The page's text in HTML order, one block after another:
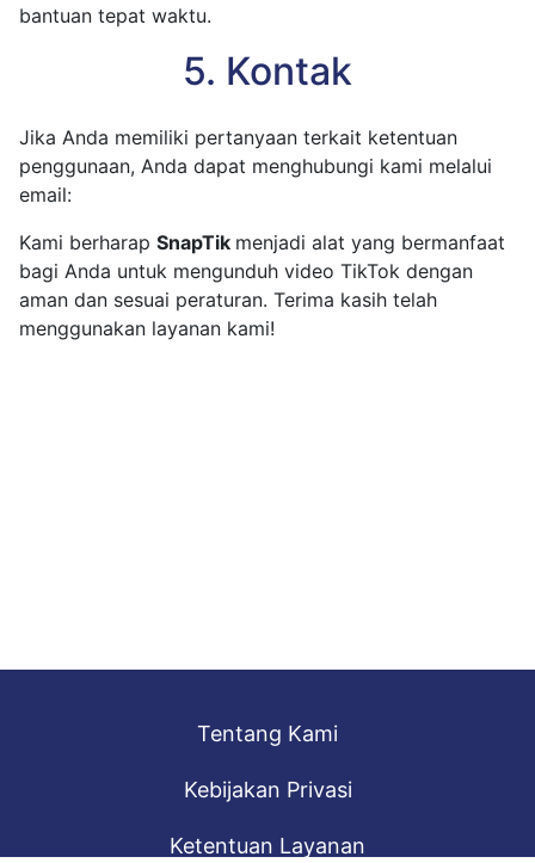
bantuan tepat waktu.
5. Kontak
Jika Anda memiliki pertanyaan terkait ketentuan
penggunaan, Anda dapat menghubungi kami melalui
email:
Kami berharap SnapTik menjadi alat yang bermanfaat
bagi Anda untuk mengunduh video TikTok dengan
aman dan sesuai peraturan. Terima kasih telah
menggunakan layanan kami!
Tentang Kami
Kebijakan Privasi
Ketentuan Layanan